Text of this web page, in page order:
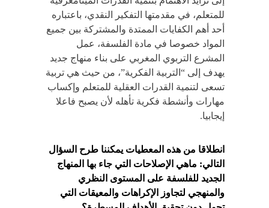
للمتعلم، في مقدمتها التفكير النقدي، باعتباره
أحد أهم الكفايات الممتدة والمشتركة بين جميع
المواد خصوصا في مادة الفلسفة، عمل
المشرع التربوي المغربي على بناء منهاج جديد
يهدف إلى “التربية الفكرية”، من حيث هي تربية
تسعى لتنمية القدرات العقلية للمتعلم وإكساب
مهارات وأنشطة فكرية تأهله لأن يصبح فاعلا
إيجابيا.
انطلاقا من هذه المعطيات يمكننا طرح السؤال
التالي: ماهي الإصلاحات التي جاء بها المنهاج
الجديد للفلسفة على المستوى النظري
والمنهجي لتجاوز الإكراهات والمعيقات التي